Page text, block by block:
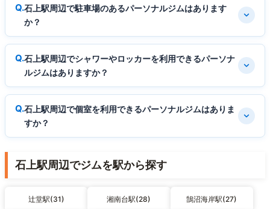
石上駅周辺で駐車場のあるパーソナルジムはあります
か？
石上駅周辺でシャワーやロッカーを利用できるパーソナ
ルジムはありますか？
石上駅周辺で個室を利用できるパーソナルジムはありま
すか？
石上駅周辺でジムを駅から探す
辻堂駅(31) 湘南台駅(28) 鵠沼海岸駅(27)